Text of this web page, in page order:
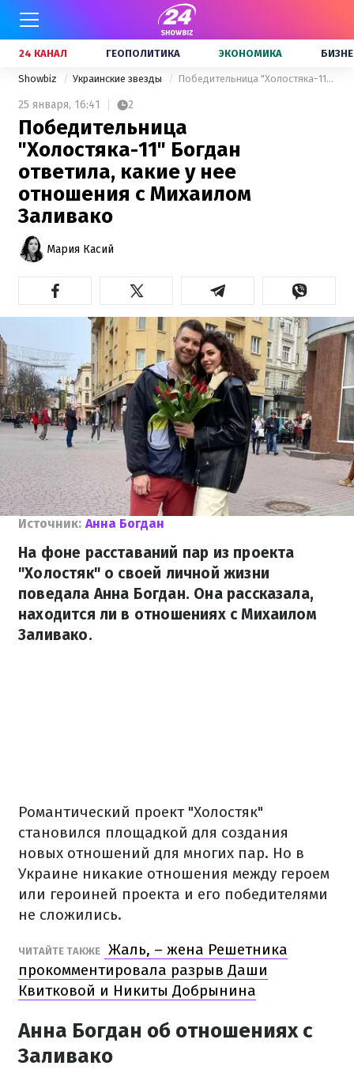
24 КАНАЛ ГЕОПОЛИТИКА ЭКОНОМИКА
Showbiz Украинские звезды Победительница "Холостяка-11" Богдан ответила, какие у нее отношения с Михаилом Заливако
25 января, 16:41 2
Победительница
"Холостяка-11" Богдан
ответила, какие у нее
отношения с Михаилом
Заливако
Мария Касий
Источник: Анна Богдан
На фоне расставаний пар из проекта
"Холостяк" о своей личной жизни
поведала Анна Богдан. Она рассказала,
находится ли в отношениях с Михаилом
Заливако.
Романтический проект "Холостяк"
становился площадкой для создания
новых отношений для многих пар. Но в
Украине никакие отношения между героем
или героиней проекта и его победителями
не сложились.
ЧИТАЙТЕ ТАКЖЕ
Жаль, – жена Решетника
прокомментировала разрыв Даши
Квитковой и Никиты Добрынина
Анна Богдан об отношениях с
Заливако